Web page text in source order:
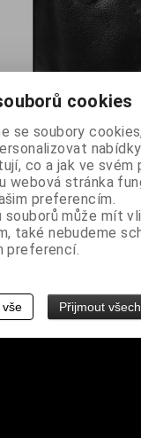
strana zdobena
cookies
se soubory
co a jak ve svém
webová stránka
preferencím.
může mít
také nebudeme
preferencí.
Přijmout